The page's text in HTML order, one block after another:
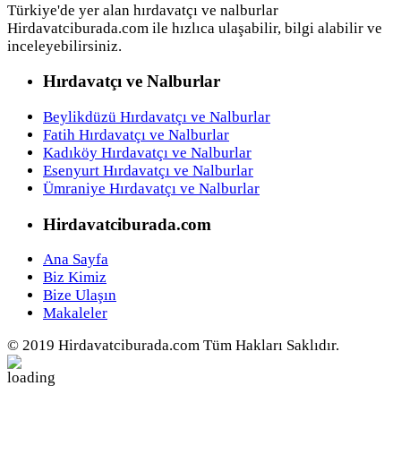
Türkiye'de yer alan hırdavatçı ve nalburlar
Hirdavatciburada.com ile hızlıca ulaşabilir, bilgi alabilir ve
inceleyebilirsiniz.
Hırdavatçı ve Nalburlar
Beylikdüzü Hırdavatçı ve Nalburlar
Fatih Hırdavatçı ve Nalburlar
Kadıköy Hırdavatçı ve Nalburlar
Esenyurt Hırdavatçı ve Nalburlar
Ümraniye Hırdavatçı ve Nalburlar
Hirdavatciburada.com
Ana Sayfa
Biz Kimiz
Bize Ulaşın
Makaleler
© 2019 Hirdavatciburada.com Tüm Hakları Saklıdır.